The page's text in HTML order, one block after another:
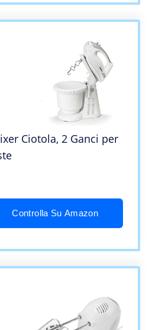
Ciotola, 2 Ganci per
Controlla Su Amazon